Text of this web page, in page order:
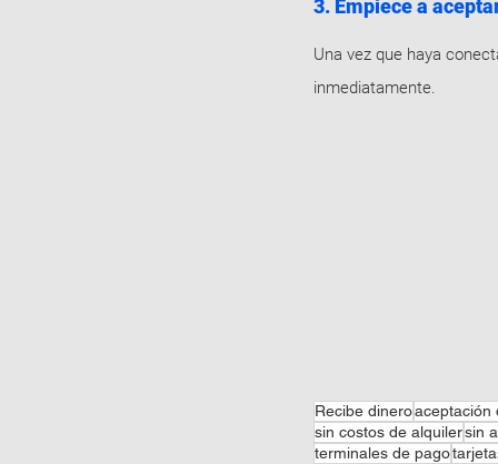
3. Empiece a
Una vez que haya
inmediatamente.
Recibe dineroaceptación
sin costos de alquilersin
terminales de pago